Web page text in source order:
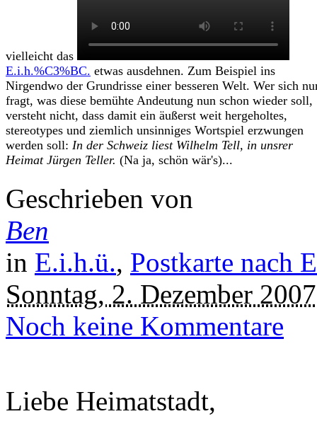
vielleicht das
E.i.h.%C3%BC. etwas ausdehnen. Zum Beispiel ins
Nirgendwo der Grundrisse einer besseren Welt. Wer sich
fragt, was diese bemühte Andeutung nun schon wieder soll,
versteht nicht, dass damit ein äußerst weit hergeholtes,
stereotypes und ziemlich unsinniges Wortspiel erzwungen
werden soll: In der Schweiz liest Wilhelm Tell, in unsrer
Heimat Jürgen Teller. (Na ja, schön wär's)...
Geschrieben von
Ben
in E.i.h.ü., Postkarte nach
Sonntag, 2. Dezember 2007
Noch keine Kommentare
Liebe Heimatstadt,